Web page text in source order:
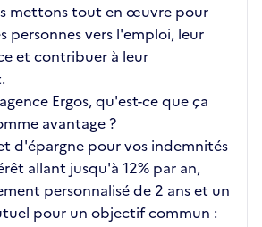
mettons tout en œuvre pour
personnes vers l'emploi, leur
et contribuer à leur
Ergos, qu'est-ce que ça
avantage ?
d'épargne pour vos indemnités
allant jusqu'à 12% par an,
personnalisé de 2 ans et un
pour un objectif commun :